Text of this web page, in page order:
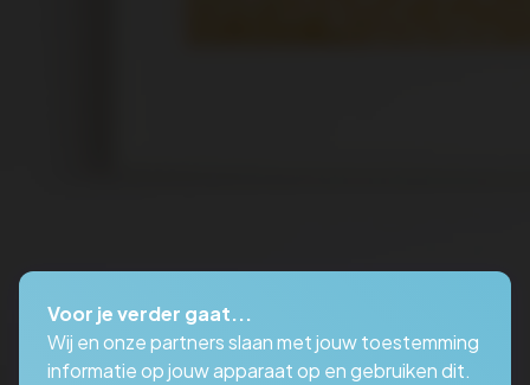
Voor je verder gaat...
Wij en onze partners slaan met jouw toestemming
informatie op jouw apparaat op en gebruiken dit.